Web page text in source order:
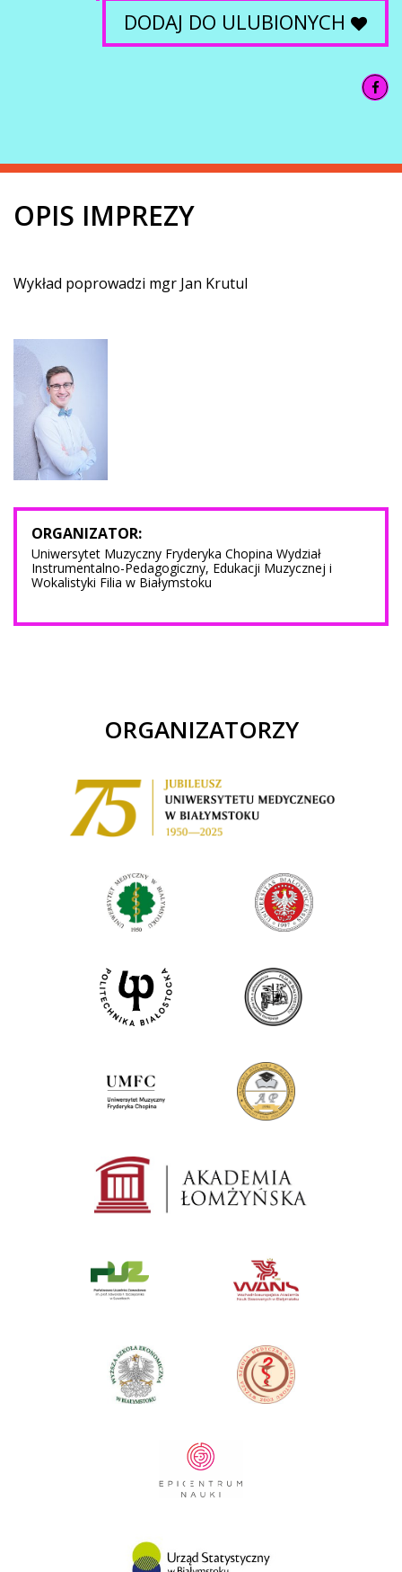
DODAJ DO ULUBIONYCH
OPIS IMPREZY
Wykład poprowadzi mgr Jan Krutul
ORGANIZATOR:
Uniwersytet Muzyczny Fryderyka Chopina Wydział
Instrumentalno-Pedagogiczny, Edukacji Muzycznej i
Wokalistyki Filia w Białymstoku
ORGANIZATORZY